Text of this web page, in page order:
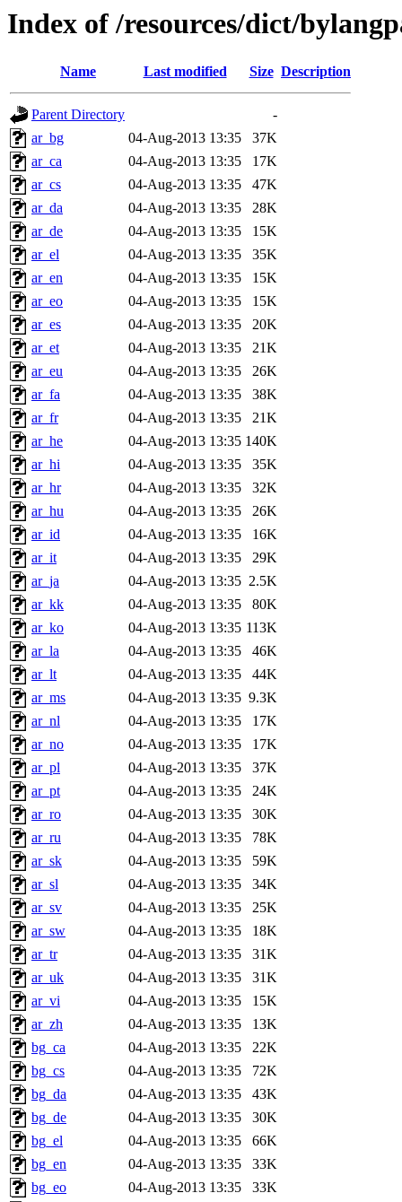
Index of /resources/dict/
Name Last modified Size Description
Parent Directory
-
ar_bg
04-Aug-2013 13:35
37K
ar_ca
04-Aug-2013 13:35
17K
ar_cs
04-Aug-2013 13:35
47K
ar_da
04-Aug-2013 13:35
28K
ar_de
04-Aug-2013 13:35
15K
ar_el
04-Aug-2013 13:35
35K
ar_en
04-Aug-2013 13:35
15K
ar_eo
04-Aug-2013 13:35
15K
ar_es
04-Aug-2013 13:35
20K
ar_et
04-Aug-2013 13:35
21K
ar_eu
04-Aug-2013 13:35
26K
ar_fa
04-Aug-2013 13:35
38K
ar_fr
04-Aug-2013 13:35
21K
ar_he
04-Aug-2013 13:35 140K
ar_hi
04-Aug-2013 13:35
35K
ar_hr
04-Aug-2013 13:35
32K
ar_hu
04-Aug-2013 13:35
26K
ar_id
04-Aug-2013 13:35
16K
ar_it
04-Aug-2013 13:35
29K
ar_ja
04-Aug-2013 13:35 2.5K
ar_kk
04-Aug-2013 13:35
80K
ar_ko
04-Aug-2013 13:35 113K
ar_la
04-Aug-2013 13:35
46K
ar_lt
04-Aug-2013 13:35
44K
ar_ms
04-Aug-2013 13:35 9.3K
ar_nl
04-Aug-2013 13:35
17K
ar_no
04-Aug-2013 13:35
17K
ar_pl
04-Aug-2013 13:35
37K
ar_pt
04-Aug-2013 13:35
24K
ar_ro
04-Aug-2013 13:35
30K
ar_ru
04-Aug-2013 13:35
78K
ar_sk
04-Aug-2013 13:35
59K
ar_sl
04-Aug-2013 13:35
34K
ar_sv
04-Aug-2013 13:35
25K
ar_sw
04-Aug-2013 13:35
18K
ar_tr
04-Aug-2013 13:35
31K
ar_uk
04-Aug-2013 13:35
31K
ar_vi
04-Aug-2013 13:35
15K
ar_zh
04-Aug-2013 13:35
13K
bg_ca
04-Aug-2013 13:35
22K
bg_cs
04-Aug-2013 13:35
72K
bg_da
04-Aug-2013 13:35
43K
bg_de
04-Aug-2013 13:35
30K
bg_el
04-Aug-2013 13:35
66K
bg_en
04-Aug-2013 13:35
33K
bg_eo
04-Aug-2013 13:35
33K